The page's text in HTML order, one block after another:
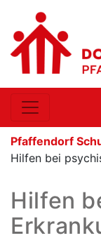
Pfaffendorf
Hilfen bei
Hilfen